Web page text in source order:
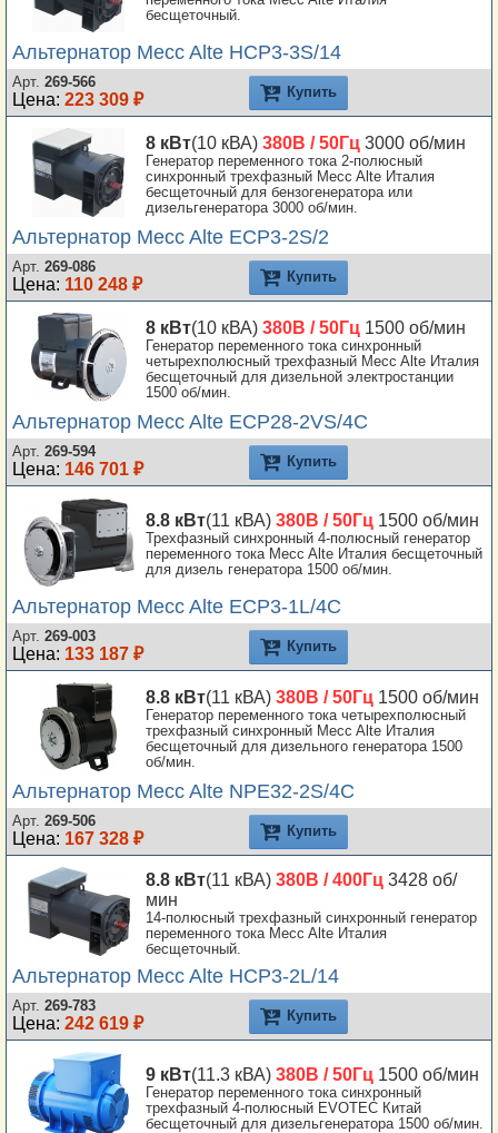
бесщеточный.
Альтернатор Mecc Alte HCP3-3S/14
Арт. 269-566
Цена: 223 309 ₽ Купить
8 кВт(10 кВА) 380В / 50Гц 3000 об/мин
Генератор переменного тока 2-полюсный
синхронный трехфазный Mecc Alte Италия
бесщеточный для бензогенератора или
дизельгенератора 3000 об/мин.
Альтернатор Mecc Alte ECP3-2S/2
Арт. 269-086
Цена: 110 248 ₽ Купить
8 кВт(10 кВА) 380В / 50Гц 1500 об/мин
Генератор переменного тока синхронный
четырехполюсный трехфазный Mecc Alte Италия
бесщеточный для дизельной электростанции
1500 об/мин.
Альтернатор Mecc Alte ECP28-2VS/4C
Арт. 269-594
Цена: 146 701 ₽ Купить
8.8 кВт(11 кВА) 380В / 50Гц 1500 об/мин
Трехфазный синхронный 4-полюсный генератор
переменного тока Mecc Alte Италия бесщеточный
для дизель генератора 1500 об/мин.
Альтернатор Mecc Alte ECP3-1L/4C
Арт. 269-003
Цена: 133 187 ₽ Купить
8.8 кВт(11 кВА) 380В / 50Гц 1500 об/мин
Генератор переменного тока четырехполюсный
трехфазный синхронный Mecc Alte Италия
бесщеточный для дизельного генератора 1500
об/мин.
Альтернатор Mecc Alte NPE32-2S/4C
Арт. 269-506
Цена: 167 328 ₽ Купить
8.8 кВт(11 кВА) 380В / 400Гц 3428 об/
мин
14-полюсный трехфазный синхронный генератор
переменного тока Mecc Alte Италия
бесщеточный.
Альтернатор Mecc Alte HCP3-2L/14
Арт. 269-783
Цена: 242 619 ₽ Купить
9 кВт(11.3 кВА) 380В / 50Гц 1500 об/мин
Генератор переменного тока синхронный
трехфазный 4-полюсный EVOTEC Китай
бесщеточный для дизельгенератора 1500 об/мин.